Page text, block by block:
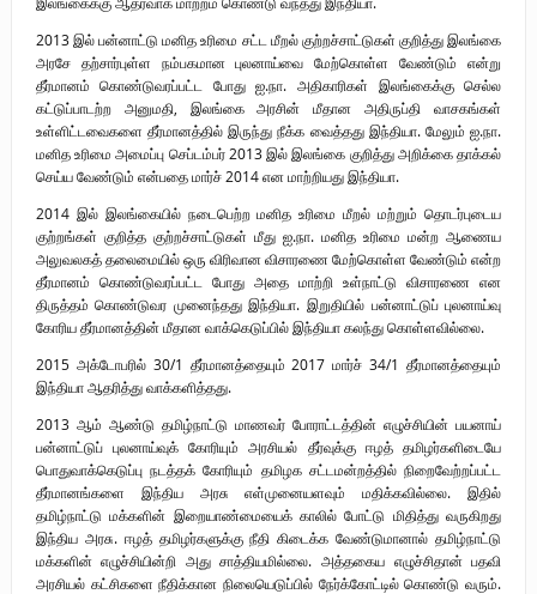
2013 இல் பன்னாட்டு மனித உரிமை சட்ட மீறல் குற்றச்சாட்டுகள் குறித்து இலங்கை
அரசே தற்சார்புள்ள நம்பகமான புலனாய்வை மேற்கொள்ள வேண்டும் என்று
தீர்மானம் கொண்டுவரப்பட்ட போது ஐ.நா. அதிகாரிகள் இலங்கைக்கு செல்ல
கட்டுப்பாடற்ற அனுமதி, இலங்கை அரசின் மீதான அதிருப்தி வாசகங்கள்
உள்ளிட்டவைகளை தீர்மானத்தில் இருந்து நீக்க வைத்தது இந்தியா. மேலும் ஐ.நா.
மனித உரிமை அமைப்பு செப்டம்பர் 2013 இல் இலங்கை குறித்து அறிக்கை தாக்கல்
செய்ய வேண்டும் என்பதை மார்ச் 2014 என மாற்றியது இந்தியா.
2014 இல் இலங்கையில் நடைபெற்ற மனித உரிமை மீறல் மற்றும் தொடர்புடைய
குற்றங்கள் குறித்த குற்றச்சாட்டுகள் மீது ஐ.நா. மனித உரிமை மன்ற ஆணைய
அலுவலகத் தலைமையில் ஒரு விரிவான விசாரணை மேற்கொள்ள வேண்டும் என்ற
தீர்மானம் கொண்டுவரப்பட்ட போது அதை மாற்றி உள்நாட்டு விசாரணை என
திருத்தம் கொண்டுவர முனைந்தது இந்தியா. இறுதியில் பன்னாட்டுப் புலனாய்வு
கோரிய தீர்மானத்தின் மீதான வாக்கெடுப்பில் இந்தியா கலந்து கொள்ளவில்லை.
2015 அக்டோபரில் 30/1 தீர்மானத்தையும் 2017 மார்ச் 34/1 தீர்மானத்தையும்
இந்தியா ஆதரித்து வாக்களித்தது.
2013 ஆம் ஆண்டு தமிழ்நாட்டு மாணவர் போராட்டத்தின் எழுச்சியின் பயனாய்
பன்னாட்டுப் புலனாய்வுக் கோரியும் அரசியல் தீர்வுக்கு ஈழத் தமிழர்களிடையே
பொதுவாக்கெடுப்பு நடத்தக் கோரியும் தமிழக சட்டமன்றத்தில் நிறைவேற்றப்பட்ட
தீர்மானங்களை இந்திய அரசு எள்முனையளவும் மதிக்கவில்லை. இதில்
தமிழ்நாட்டு மக்களின் இறையாண்மையைக் காலில் போட்டு மிதித்து வருகிறது
இந்திய அரசு. ஈழத் தமிழர்களுக்கு நீதி கிடைக்க வேண்டுமானால் தமிழ்நாட்டு
மக்களின் எழுச்சியின்றி அது சாத்தியமில்லை. அத்தகைய எழுச்சிதான் பதவி
அரசியல் கட்சிகளை நீதிக்கான நிலையெடுப்பில் நேர்க்கோட்டில் கொண்டு வரும்.